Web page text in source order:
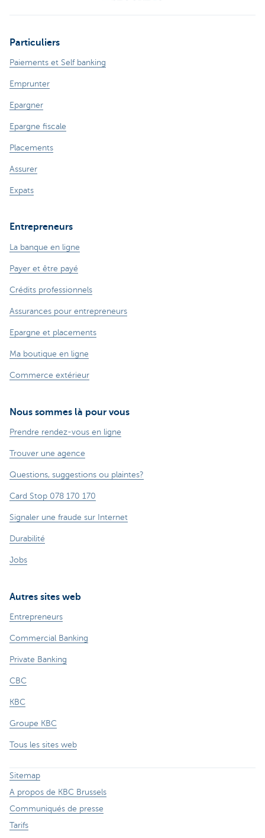
Particuliers
Paiements et Self banking
Emprunter
Epargner
Epargne fiscale
Placements
Assurer
Expats
Entrepreneurs
La banque en ligne
Payer et être payé
Crédits professionnels
Assurances pour entrepreneurs
Epargne et placements
Ma boutique en ligne
Commerce extérieur
Nous sommes là pour vous
Prendre rendez-vous en ligne
Trouver une agence
Questions, suggestions ou plaintes?
Card Stop 078 170 170
Signaler une fraude sur Internet
Durabilité
Jobs
Autres sites web
Entrepreneurs
Commercial Banking
Private Banking
CBC
KBC
Groupe KBC
Tous les sites web
Sitemap
A propos de KBC Brussels
Communiqués de presse
Tarifs